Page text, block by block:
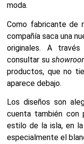
moda.
Como fabricante de
compañía saca una
originales. A
consultar su
productos, que no
aparece debajo.
Los diseños son
cuenta también con
estilo de la isla, en
especialmente el